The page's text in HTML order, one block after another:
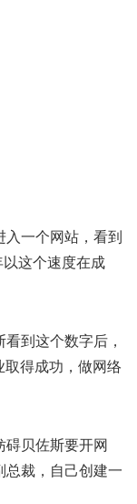
一个网站，看到
这个速度在成
到这个数字后，
取得成功，做网络
贝佐斯要开网
总裁，自己创建一